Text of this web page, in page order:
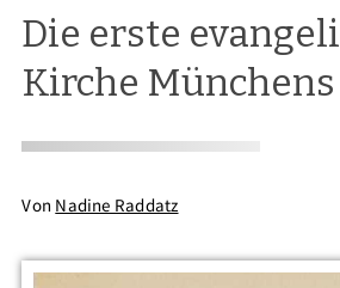
Die erste
Kirche Münchens
Von Nadine Raddatz